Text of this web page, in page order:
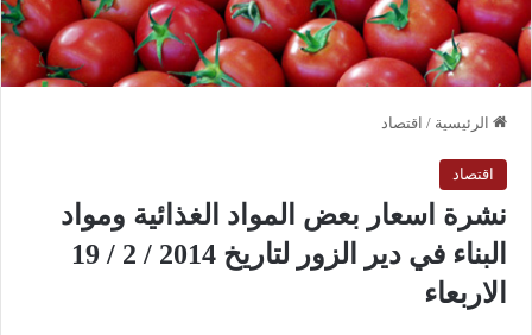
الرئيسية / اقتصاد
اقتصاد
نشرة اسعار بعض المواد الغذائية ومواد
البناء في دير الزور لتاريخ 2014 / 2 / 19
الاربعاء